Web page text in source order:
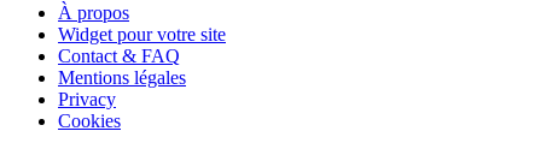
À propos
Widget pour votre site
Contact & FAQ
Mentions légales
Privacy
Cookies